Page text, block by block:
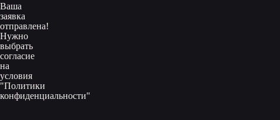
Ваша
заявка
отправлена!
Нужно
выбрать
согласие
на
условия
"Политики
конфиденциальности"